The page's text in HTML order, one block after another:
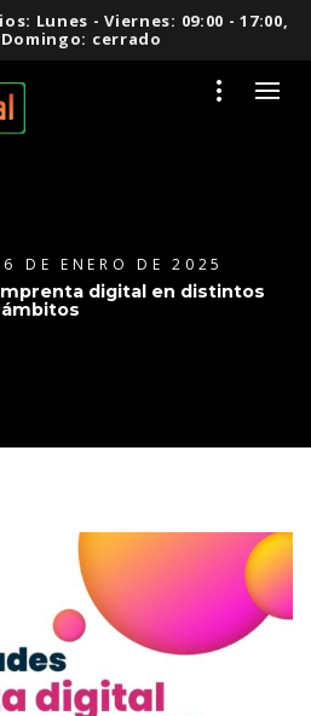
Lunes - Viernes: 09:00 - 17:00,
cerrado
DE ENERO DE 2025
digital en distintos
ámbitos